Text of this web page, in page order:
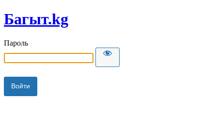
Багыт.kg
Пароль